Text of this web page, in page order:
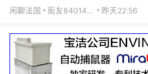
闲聊法国 街友84014588 昨天22:56